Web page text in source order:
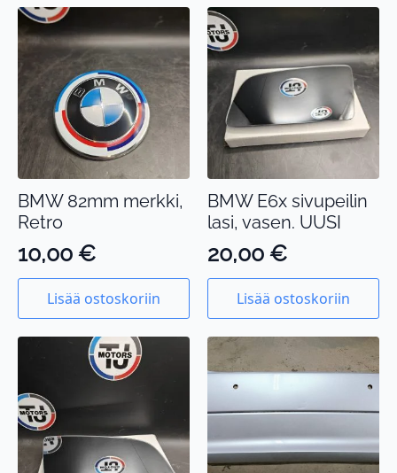
BMW 82mm merkki,
Retro
10,00 €
Lisää ostoskoriin
BMW E6x sivupeilin
lasi, vasen. UUSI
20,00 €
Lisää ostoskoriin